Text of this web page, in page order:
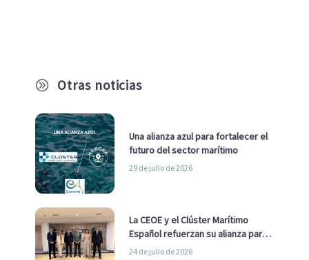
A Otras noticias
Una alianza azul para fortalecer el
futuro del sector marítimo
29 de julio de 2026
La CEOE y el Clúster Marítimo
Español refuerzan su alianza para
impulsar una estrategia Nacional
24 de julio de 2026